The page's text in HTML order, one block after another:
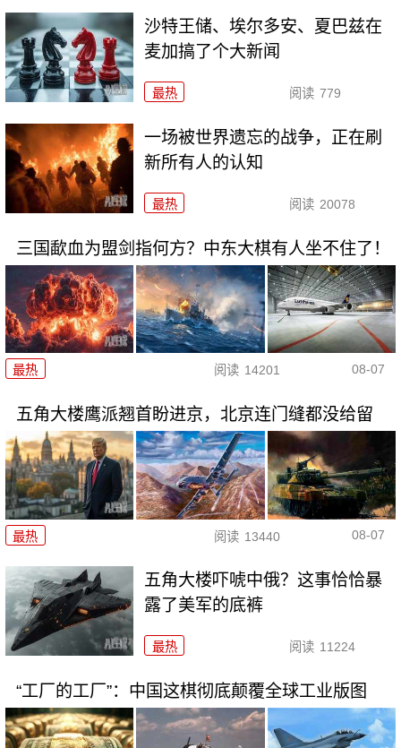
沙特王储、埃尔多安、夏巴兹在
麦加搞了个大新闻
最热 阅读 779
一场被世界遗忘的战争，正在刷
新所有人的认知
最热 阅读 20078
三国歃血为盟剑指何方？中东大棋有人坐不住了！
最热 阅读 14201 08-07
五角大楼鹰派翘首盼进京，北京连门缝都没给留
最热 阅读 13440 08-07
五角大楼吓唬中俄？这事恰恰暴
露了美军的底裤
最热 阅读 11224
“工厂的工厂”：中国这棋彻底颠覆全球工业版图